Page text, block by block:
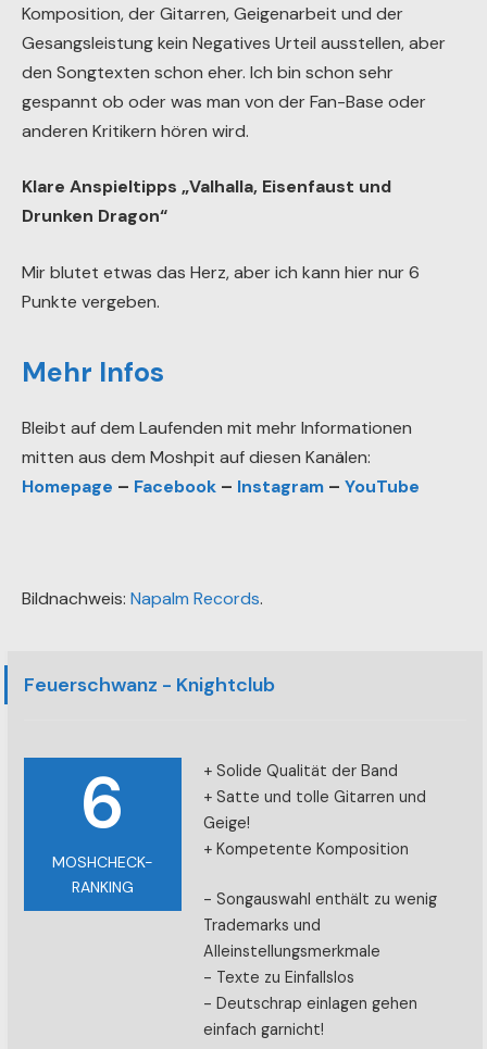
Komposition, der Gitarren, Geigenarbeit und der
Gesangsleistung kein Negatives Urteil ausstellen, aber
den Songtexten schon eher. Ich bin schon sehr
gespannt ob oder was man von der Fan-Base oder
anderen Kritikern hören wird.
Klare Anspieltipps „Valhalla, Eisenfaust und
Drunken Dragon“
Mir blutet etwas das Herz, aber ich kann hier nur 6
Punkte vergeben.
Mehr Infos
Bleibt auf dem Laufenden mit mehr Informationen
mitten aus dem Moshpit auf diesen Kanälen:
Homepage – Facebook – Instagram – YouTube
Bildnachweis: Napalm Records.
Feuerschwanz - Knightclub
6
MOSHCHECK-
RANKING
+ Solide Qualität der Band
+ Satte und tolle Gitarren und
Geige!
+ Kompetente Komposition
- Songauswahl enthält zu wenig
Trademarks und
Alleinstellungsmerkmale
- Texte zu Einfallslos
- Deutschrap einlagen gehen
einfach garnicht!